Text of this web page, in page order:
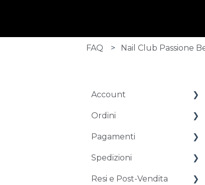
FAQ Nail Club Passione
Account
Gestione dell'account
Problemi di accesso
Ordini
Ordini e chiarimenti
Modifica e
ordine
Pagamenti
Metodi di pagamento
Problemi con il
Spedizioni
Tempistiche e costi
Resi e Post-Vendita